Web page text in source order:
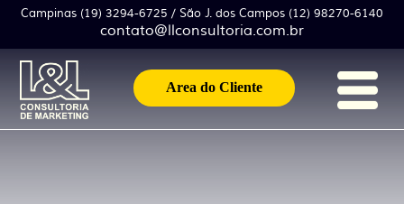
Campinas (19) 3294-6725 / São J. dos Campos (12) 98270-6140
contato@llconsultoria.com.br
Area do Cliente